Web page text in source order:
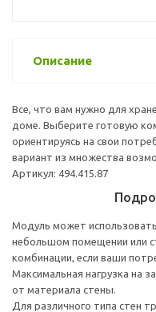
Описание
Все, что вам нужно для
доме. Выберите готовую
ориентируясь на свои
вариант из множества
Артикул: 494.415.87
Модуль может
небольшом помещении или
комбинации, если ваши
Максимальная нагрузка на
от материала стены.
Для различного типа стен